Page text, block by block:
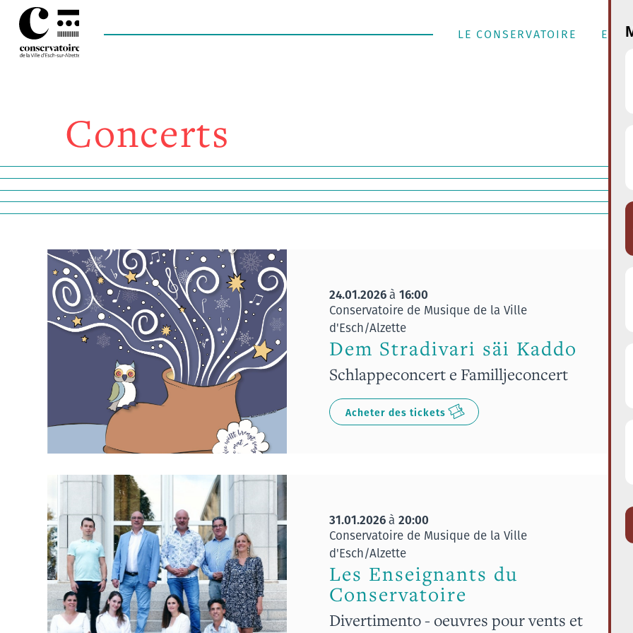
LE CONSERVATOIRE
Concerts
24.01.2026à 16:00
Conservatoire de Musique de la Ville
d'Esch/Alzette
Dem Stradivari säi Kaddo
Schlappeconcert e Familljeconcert
Acheter des tickets
31.01.2026à 20:00
Conservatoire de Musique de la Ville
d'Esch/Alzette
Les Enseignants du
Conservatoire
Divertimento - oeuvres pour vents et